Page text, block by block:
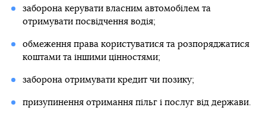
заборона керувати власним автомобілем та
отримувати посвідчення водія;
обмеження права користуватися та розпоряджатися
коштами та іншими цінностями;
заборона отримувати кредит чи позику;
призупинення отримання пільг і послуг від держави.